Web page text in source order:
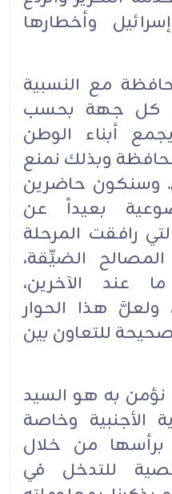
وأخطارها
مع النسبية
كل جهة بحسب
أبناء الوطن
وبذلك نمنع
وسنكون حاضرين
بعيداً عن
رافقت المرحلة
الضيِّقة،
عند الآخرين،
هذا الحوار
للتعاون بين
نؤمن به هو السيد
الأجنبية وخاصة
برأسها من خلال
للتدخل في